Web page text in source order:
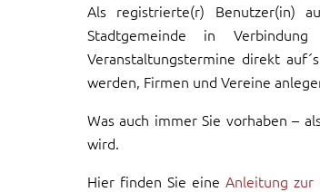
Als registrierte(r) Benutzer(in)
Stadtgemeinde in
Veranstaltungstermine direkt
werden, Firmen und Vereine
Was auch immer Sie vorhaben –
wird.
Hier finden Sie eineAnleitung zur